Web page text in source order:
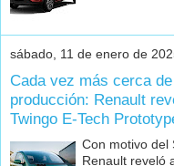
sábado, 11 de enero de
Cada vez más cerca
producción: Renault
Twingo E-Tech
Con motivo del
Renault reveló